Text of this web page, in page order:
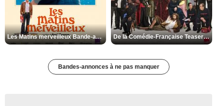
Les Matins merveilleux Bande-annonce VF De la Comédie-Française Teaser VF
Bandes-annonces à ne pas manquer